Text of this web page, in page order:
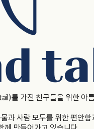
를 가진 친구들을 위한 아
과 사람 모두를 위한 편안함